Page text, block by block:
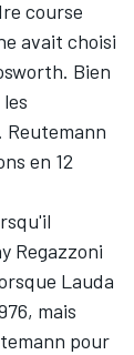
course
avait choisi
Bien
Reutemann
en 12
Regazzoni
Lauda
mais
pour